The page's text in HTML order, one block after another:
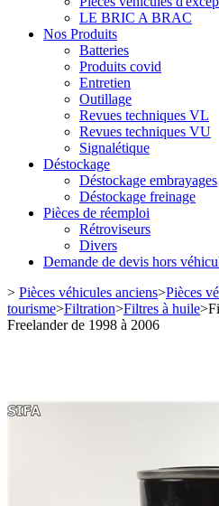
LE BRIC A BRAC
Nos Produits
Batteries
Produits covid
Entretien
Outillage
Revues techniques VL
Revues techniques VU
Signalétique
Déstockage
Déstockage embrayages
Déstockage freinage
Pièces de réemploi
Rétroviseurs
Divers
Demande de devis hors
> Pièces véhicules anciens>Pièces
tourisme>Filtration>Filtres à huile>
Freelander de 1998 à 2006